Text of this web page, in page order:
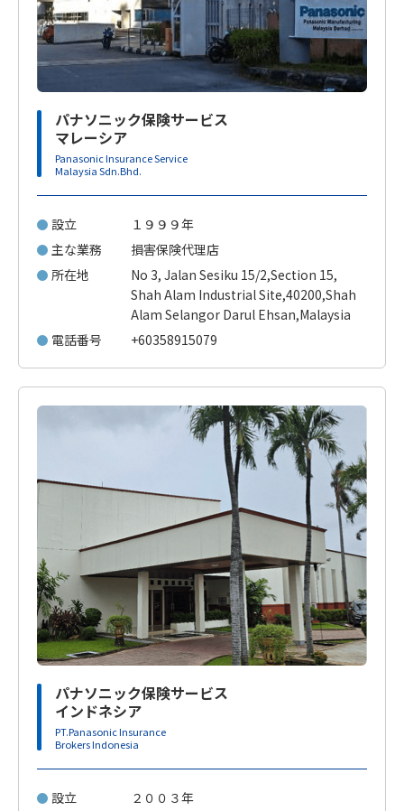
パナソニック保険サービス
マレーシア
Panasonic Insurance Service
Malaysia Sdn.Bhd.
設立
１９９９年
主な業務
損害保険代理店
所在地
No 3, Jalan Sesiku 15/2,Section 15,
Shah Alam Industrial Site,40200,Shah
Alam Selangor Darul Ehsan,Malaysia
電話番号
+60358915079
パナソニック保険サービス
インドネシア
PT.Panasonic Insurance
Brokers Indonesia
設立
２００３年